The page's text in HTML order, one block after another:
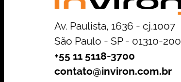
Av. Paulista, 1636 - cj.1007
São Paulo - SP - 01310-200
+55 11 5118-3700
contato@inviron.com.br